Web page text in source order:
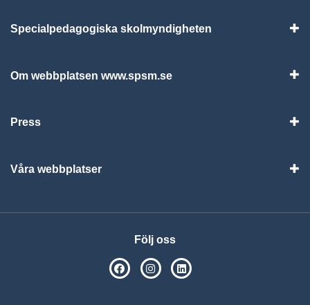
Specialpedagogiska skolmyndigheten
Om webbplatsen www.spsm.se
Press
Våra webbplatser
Följ oss
SPSM på Facebook
SPSM på Instagram